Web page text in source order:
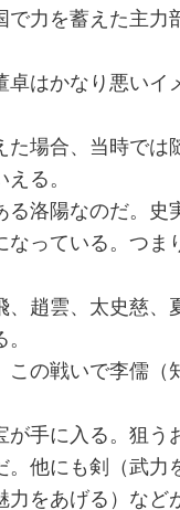
力を蓄えた主力
卓はかなり悪いイ
た場合、当時では
る。
る洛陽なのだ。史
っている。つま
、趙雲、太史慈、
の戦いで李儒（
手に入る。狙う
。他にも剣（武力
力をあげる）な